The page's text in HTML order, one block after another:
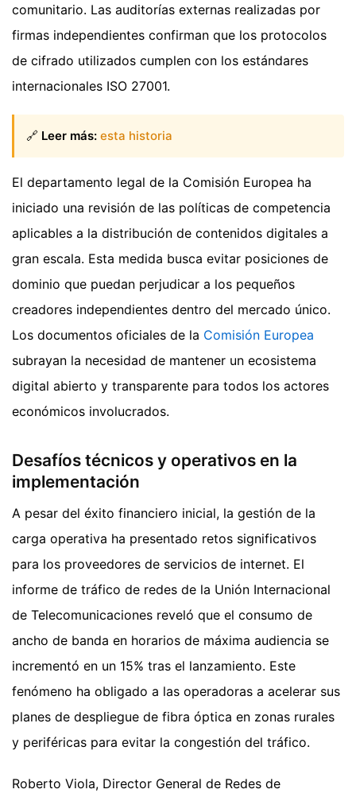
comunitario. Las auditorías externas realizadas por
firmas independientes confirman que los protocolos
de cifrado utilizados cumplen con los estándares
internacionales ISO 27001.
🔗 Leer más: esta historia
El departamento legal de la Comisión Europea ha
iniciado una revisión de las políticas de competencia
aplicables a la distribución de contenidos digitales a
gran escala. Esta medida busca evitar posiciones de
dominio que puedan perjudicar a los pequeños
creadores independientes dentro del mercado único.
Los documentos oficiales de la Comisión Europea
subrayan la necesidad de mantener un ecosistema
digital abierto y transparente para todos los actores
económicos involucrados.
Desafíos técnicos y operativos en la
implementación
A pesar del éxito financiero inicial, la gestión de la
carga operativa ha presentado retos significativos
para los proveedores de servicios de internet. El
informe de tráfico de redes de la Unión Internacional
de Telecomunicaciones reveló que el consumo de
ancho de banda en horarios de máxima audiencia se
incrementó en un 15% tras el lanzamiento. Este
fenómeno ha obligado a las operadoras a acelerar sus
planes de despliegue de fibra óptica en zonas rurales
y periféricas para evitar la congestión del tráfico.
Roberto Viola, Director General de Redes de